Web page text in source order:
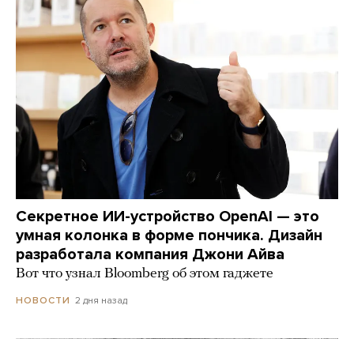
Секретное ИИ-устройство OpenAI — это
умная колонка в форме пончика. Дизайн
разработала компания Джони Айва
Вот что узнал Bloomberg об этом гаджете
НОВОСТИ 2 дня назад